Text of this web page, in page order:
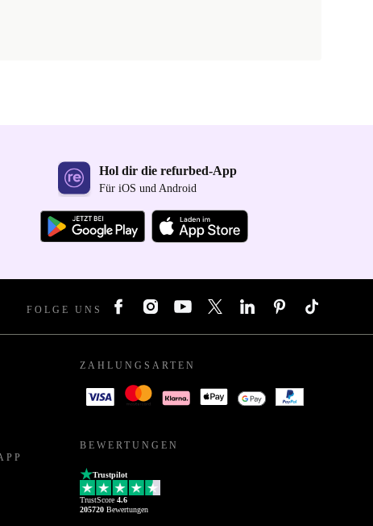
Hol dir die refurbed-App
Für iOS und Android
FOLGE UNS
ZAHLUNGSARTEN
BEWERTUNGEN
Trustpilot
TrustScore 4.6
205720 Bewertungen